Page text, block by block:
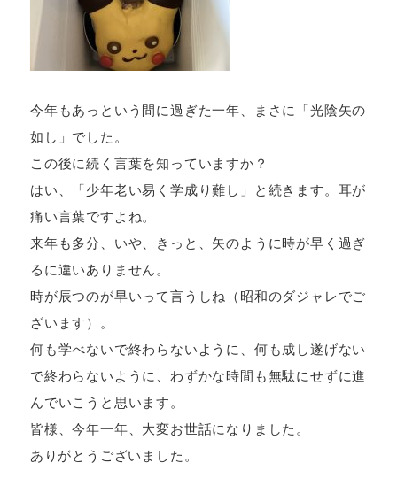
今年もあっという間に過ぎた一年、まさに「光陰矢の
如し」でした。
この後に続く言葉を知っていますか？
はい、「少年老い易く学成り難し」と続きます。耳が
痛い言葉ですよね。
来年も多分、いや、きっと、矢のように時が早く過ぎ
るに違いありません。
時が辰つのが早いって言うしね（昭和のダジャレでご
ざいます）。
何も学べないで終わらないように、何も成し遂げない
で終わらないように、わずかな時間も無駄にせずに進
んでいこうと思います。
皆様、今年一年、大変お世話になりました。
ありがとうございました。